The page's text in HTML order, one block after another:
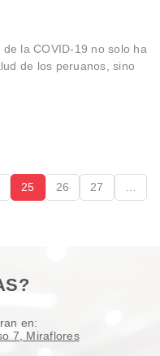
la COVID-19 no solo ha
de los peruanos, sino
25 26 27 …
en:
7, Miraflores